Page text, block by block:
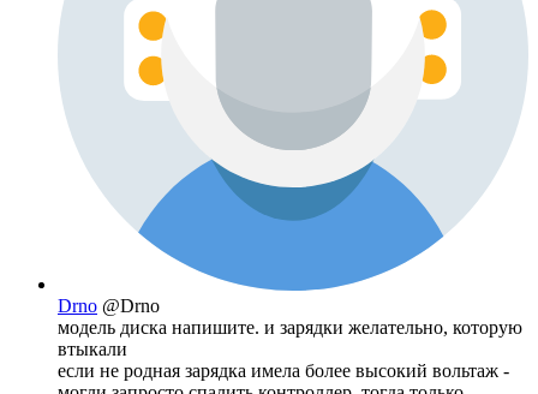
Drno @Drno
модель диска напишите. и зарядки желательно, которую
втыкали
если не родная зарядка имела более высокий вольтаж -